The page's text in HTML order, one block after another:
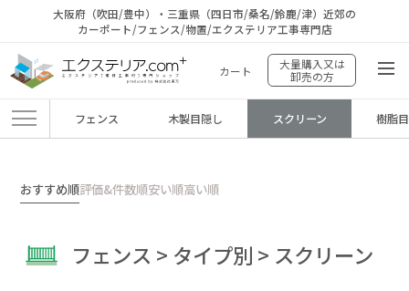
大阪府（吹田/豊中）・三重県（四日市/桑名/鈴鹿/津）近郊の
カーポート/フェンス/物置/エクステリア工事専門店
カート
大量購入又は
卸売の方
フェンス 木製目隠し スクリーン 樹脂
おすすめ順評価&件数順安い順高い順
フェンス > タイプ別 > スクリーン